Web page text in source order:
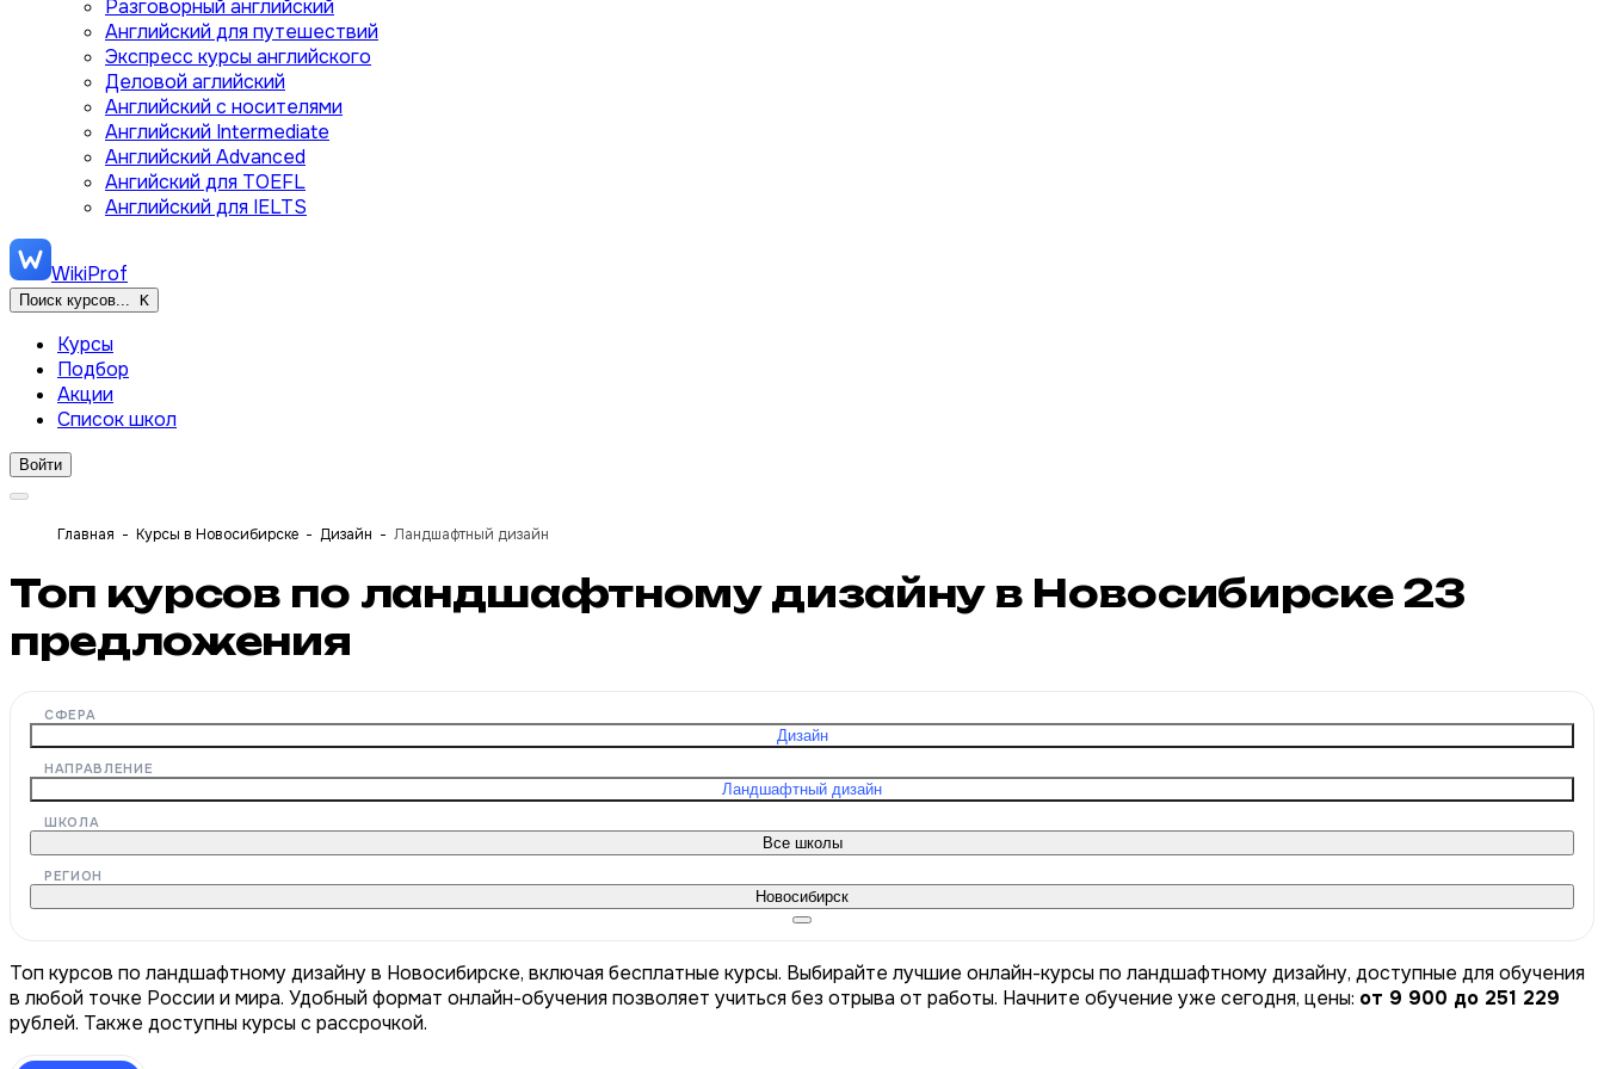
Разговорный английский
Английский для путешествий
Экспресс курсы английского
Деловой аглийский
Английский с носителями
Английский Intermediate
Английский Advanced
Ангийский для TOEFL
Английский для IELTS
WikiProf
Поиск курсов... K
Курсы
Подбор
Акции
Список школ
Войти
Главная Курсы в Новосибирске Дизайн Ландшафтный дизайн
Топ курсов по ландшафтному дизайну в Новосибирске 23
предложения
СФЕРА
Дизайн
НАПРАВЛЕНИЕ
Ландшафтный дизайн
ШКОЛА
Все школы
РЕГИОН
Новосибирск
Топ курсов по ландшафтному дизайну в Новосибирске, включая бесплатные курсы. Выбирайте лучшие онлайн-курсы по ландшафтному дизайну, доступные для обучения
в любой точке России и мира. Удобный формат онлайн-обучения позволяет учиться без отрыва от работы. Начните обучение уже сегодня, цены: от 9 900 до 251 229
рублей. Также доступны курсы с рассрочкой.